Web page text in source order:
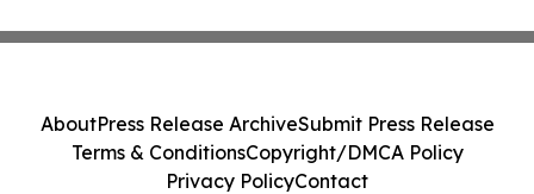
AboutPress Release ArchiveSubmit Press Release
Terms & ConditionsCopyright/DMCA Policy
Privacy PolicyContact